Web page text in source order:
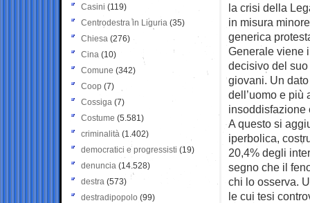
la crisi della
in misura
generica
Generale viene
decisivo del
giovani. Un
dell’uomo e più
insoddisfazione
A questo si
iperbolica,
20,4% degli
segno che il
chi lo osserva.
le cui tesi
Casini (119)
Centrodestra in Liguria (35)
Chiesa (276)
Cina (10)
Comune (342)
Coop (7)
Cossiga (7)
Costume (5.581)
criminalità (1.402)
democratici e progressisti (19)
denuncia (14.528)
destra (573)
destradipopolo (99)